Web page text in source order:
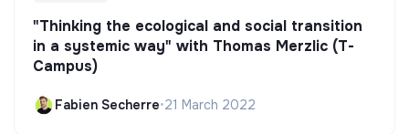
"Thinking the ecological and social transition
in a systemic way" with Thomas Merzlic (T-
Campus)
Fabien Secherre•21 March 2022